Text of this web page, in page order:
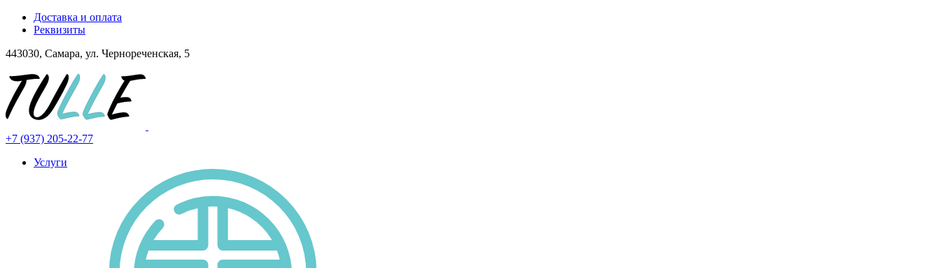
Доставка и оплата
Реквизиты
443030, Самара, ул. Чернореченская, 5
+7 (937) 205-22-77
Услуги